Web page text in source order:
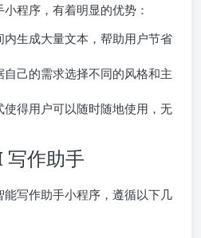
程序，有着明显的优势：
内生成大量文本，帮助用户节省
自己的需求选择不同的风格和主
使得用户可以随时随地使用，无
写作助手
写作助手小程序，遵循以下几